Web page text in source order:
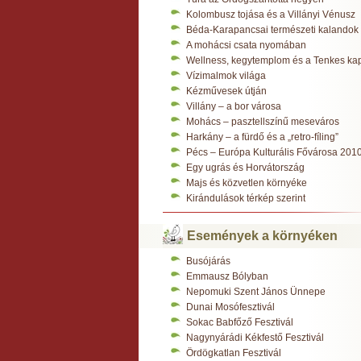
Kolombusz tojása és a Villányi Vénusz
Béda-Karapancsai természeti kalandok
A mohácsi csata nyomában
Wellness, kegytemplom és a Tenkes
Vízimalmok világa
Kézművesek útján
Villány – a bor városa
Mohács – pasztellszínű meseváros
Harkány – a fürdő és a „retro-fíling”
Pécs – Európa Kulturális Fővárosa
Egy ugrás és Horvátország
Majs és közvetlen környéke
Kirándulások térkép szerint
Események a környéken
Busójárás
Emmausz Bólyban
Nepomuki Szent János Ünnepe
Dunai Mosófesztivál
Sokac Babfőző Fesztivál
Nagynyárádi Kékfestő Fesztivál
Ördögkatlan Fesztivál